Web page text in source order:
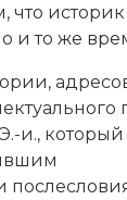
что
и то же
и., который